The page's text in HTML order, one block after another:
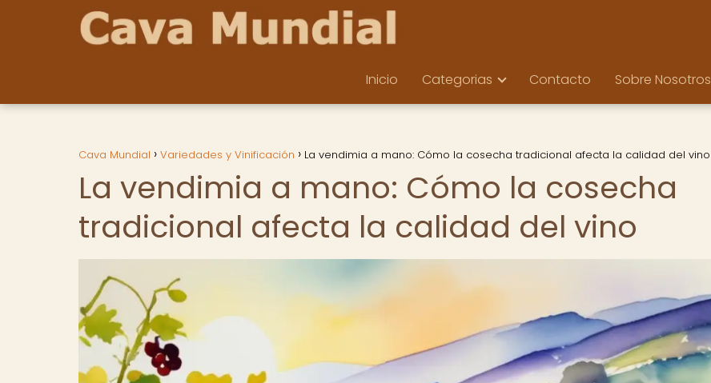
Inicio Categorias Contacto Sobre Nosotros
Cava Mundial Variedades y Vinificación La vendimia a mano: Cómo la cosecha tradicional afecta la calidad del vino
La vendimia a mano: Cómo la cosecha
tradicional afecta la calidad del vino